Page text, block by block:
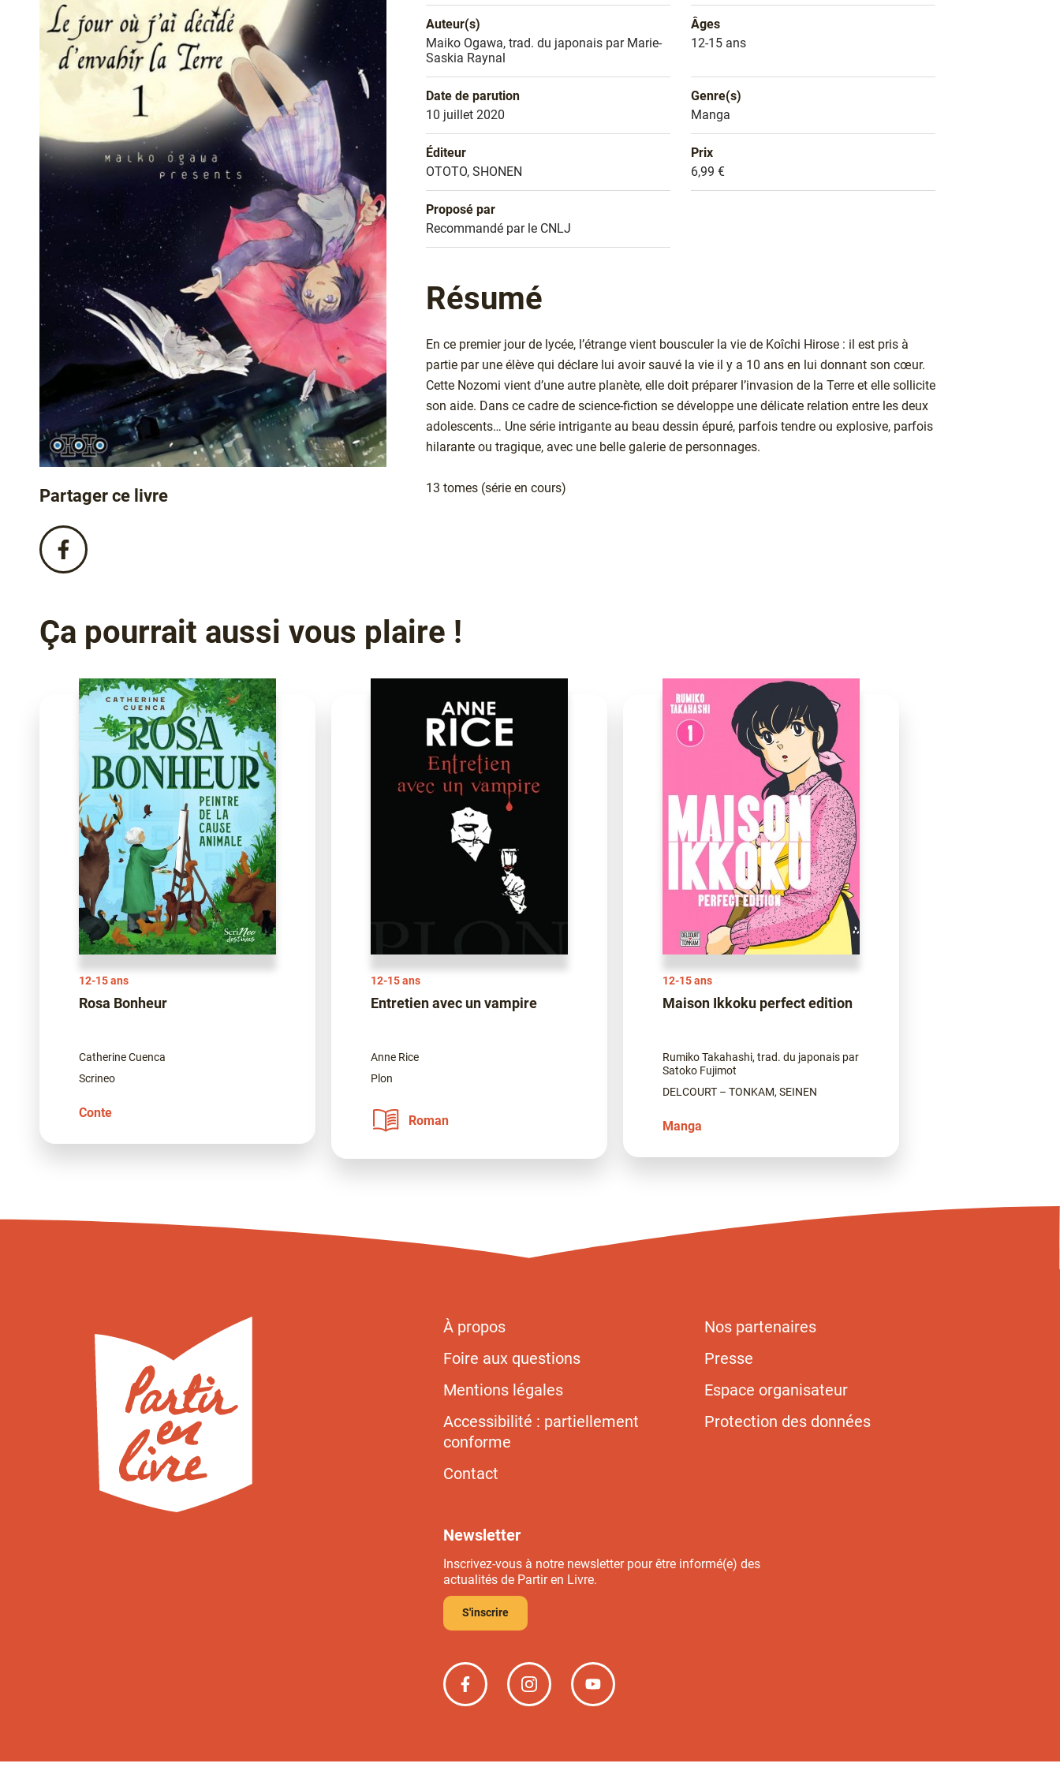
Partager ce livre
Partagez
ce
!
Auteur(s)
Nom de l'auteur
Maiko Ogawa, trad. du japonais par Marie-
Saskia Raynal
Âges
Âges
12-15 ans
Date de parution
Date de parution
10 juillet 2020
Genre(s)
Genre littéraire
Manga
Éditeur
Éditeur
OTOTO, SHONEN
Prix
Prix
6,99 €
Proposé par
Sélection
Recommandé par le CNLJ
Résumé
En ce premier jour de lycée, l’étrange vient bousculer la vie de Koîchi Hirose : il est pris à
partie par une élève qui déclare lui avoir sauvé la vie il y a 10 ans en lui donnant son cœur.
Cette Nozomi vient d’une autre planète, elle doit préparer l’invasion de la Terre et elle sollicite
son aide. Dans ce cadre de science-fiction se développe une délicate relation entre les deux
adolescents… Une série intrigante au beau dessin épuré, parfois tendre ou explosive, parfois
hilarante ou tragique, avec une belle galerie de personnages.
13 tomes (série en cours)
Ça pourrait aussi vous plaire !
12-15 ans
Rosa Bonheur
Catherine Cuenca
Scrineo
Conte
12-15 ans
Entretien avec un vampire
Anne Rice
Plon
Roman
12-15 ans
Maison Ikkoku perfect edition
Rumiko Takahashi, trad. du japonais par
Satoko Fujimot
DELCOURT – TONKAM, SEINEN
Manga
À propos
Nos partenaires
Foire aux questions
Presse
Mentions légales
Espace organisateur
Accessibilité : partiellement
conforme
Protection des données
Contact
Newsletter
Inscrivez-vous à notre newsletter pour être informé(e) des
actualités de Partir en Livre.
S'inscrire
Partir
en
Partir
en
Partir
en